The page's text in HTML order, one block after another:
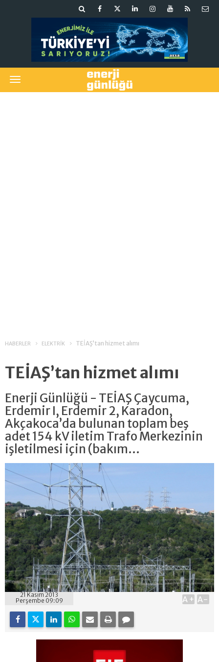
HABERLER ELEKTRİK TEİAŞ’tan hizmet alımı
TEİAŞ’tan hizmet alımı
Enerji Günlüğü - TEİAŞ Çaycuma,
Erdemir I, Erdemir 2, Karadon,
Akçakoca’da bulunan toplam beş
adet 154 kV iletim Trafo Merkezinin
işletilmesi için (bakım...
21 Kasım 2013
Perşembe 09:09
A+ A-